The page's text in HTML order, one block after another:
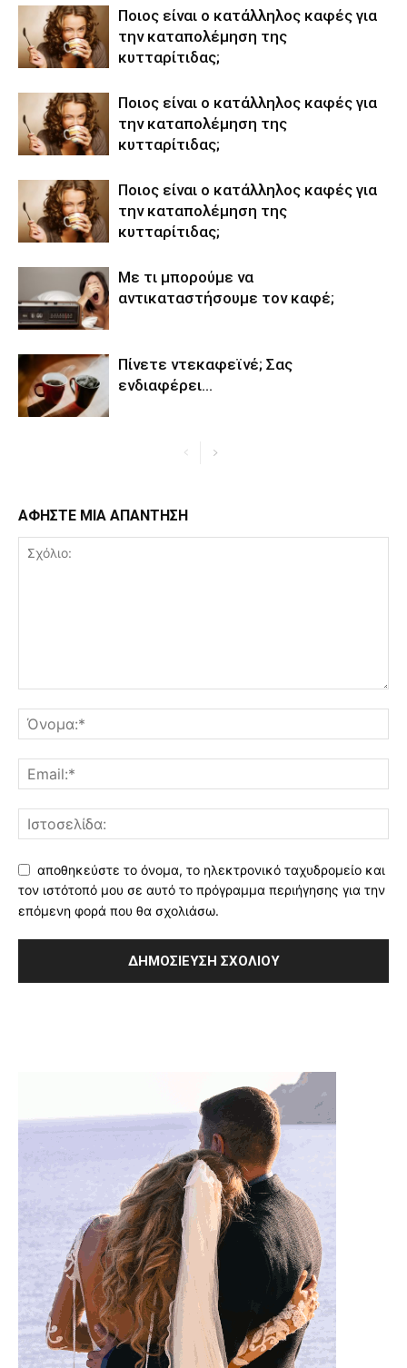
Ποιος είναι ο κατάλληλος καφές για
την καταπολέμηση της
κυτταρίτιδας;
Ποιος είναι ο κατάλληλος καφές για
την καταπολέμηση της
κυτταρίτιδας;
Ποιος είναι ο κατάλληλος καφές για
την καταπολέμηση της
κυτταρίτιδας;
Με τι μπορούμε να
αντικαταστήσουμε τον καφέ;
Πίνετε ντεκαφεϊνέ; Σας
ενδιαφέρει…
ΑΦΗΣΤΕ ΜΙΑ ΑΠΑΝΤΗΣΗ
αποθηκεύστε το όνομα, το ηλεκτρονικό ταχυδρομείο και
τον ιστότοπό μου σε αυτό το πρόγραμμα περιήγησης για την
επόμενη φορά που θα σχολιάσω.